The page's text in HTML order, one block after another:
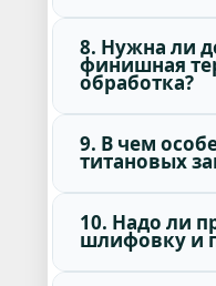
8. Нужна ли
финишная
обработка?
9. В чем
титановых
10. Надо ли
шлифовку и